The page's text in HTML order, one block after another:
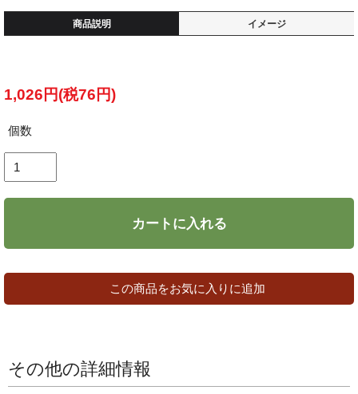
商品説明 イメージ
1,026円(税76円)
個数
カートに入れる
この商品をお気に入りに追加
その他の詳細情報